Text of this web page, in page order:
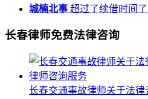
城楠北事 超过了续借时间了
长春律师免费法律咨询
长春交通事故律师关于法